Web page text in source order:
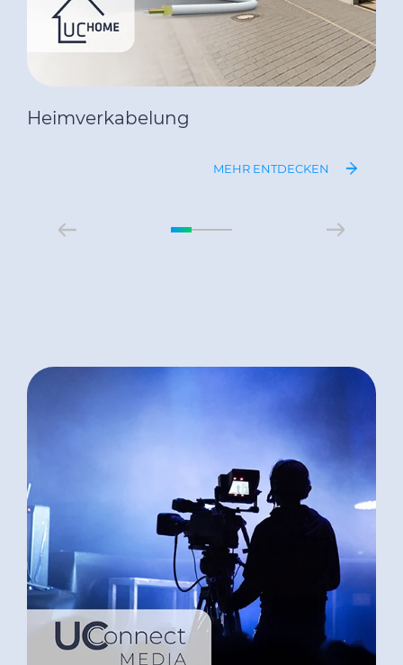
Heimverkabelung
MEHR ENTDECKEN